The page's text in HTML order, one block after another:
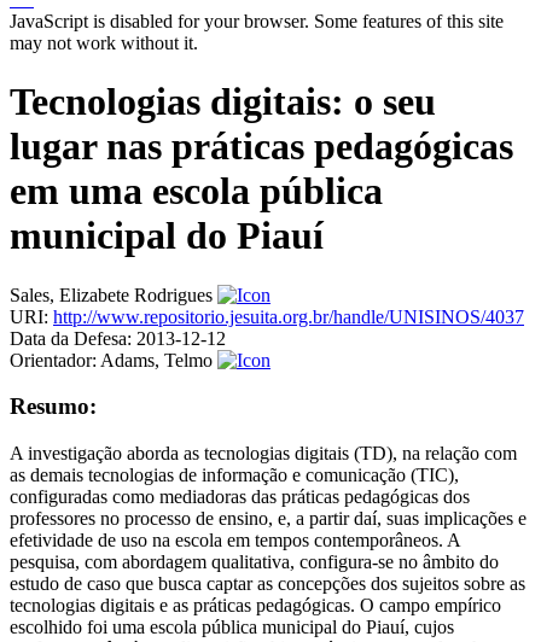
JavaScript is disabled for your browser. Some features of this site
may not work without it.
Tecnologias digitais: o seu
lugar nas práticas pedagógicas
em uma escola pública
municipal do Piauí
Sales, Elizabete Rodrigues
URI: http://www.repositorio.jesuita.org.br/handle/UNISINOS/4037
Data da Defesa: 2013-12-12
Orientador: Adams, Telmo
Resumo:
A investigação aborda as tecnologias digitais (TD), na relação com
as demais tecnologias de informação e comunicação (TIC),
configuradas como mediadoras das práticas pedagógicas dos
professores no processo de ensino, e, a partir daí, suas implicações e
efetividade de uso na escola em tempos contemporâneos. A
pesquisa, com abordagem qualitativa, configura-se no âmbito do
estudo de caso que busca captar as concepções dos sujeitos sobre as
tecnologias digitais e as práticas pedagógicas. O campo empírico
escolhido foi uma escola pública municipal do Piauí, cujos